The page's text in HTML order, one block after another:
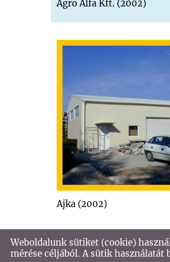
Agro Alfa Kft. (2002)
Ajka (2002)
© 2026 - VASTECH KFT
Weboldalunk sütiket (cookie)
mérése céljából. A sütik